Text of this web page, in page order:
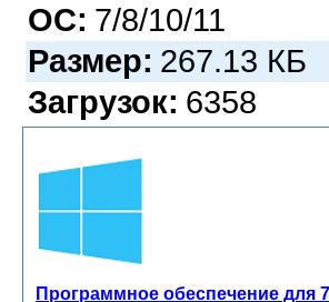
ОС: 7/8/10/11
Размер: 267.13 КБ
Загрузок: 6358
Программное обеспечение для